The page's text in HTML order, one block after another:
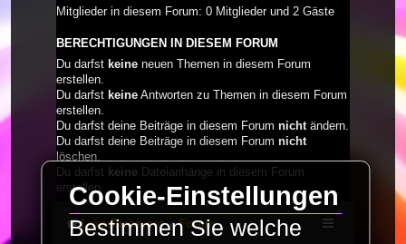
Mitglieder in diesem Forum: 0 Mitglieder und 2 Gäste
BERECHTIGUNGEN IN DIESEM FORUM
Du darfst keine neuen Themen in diesem Forum
erstellen.
Du darfst keine Antworten zu Themen in diesem Forum
erstellen.
Du darfst deine Beiträge in diesem Forum nichtändern.
Du darfst deine Beiträge in diesem Forum nicht
löschen.
Du darfst keine Dateianhänge in diesem Forum
erstellen.
LaserFreak.net Forum
Cookie-Einstellungen
Bestimmen Sie welche